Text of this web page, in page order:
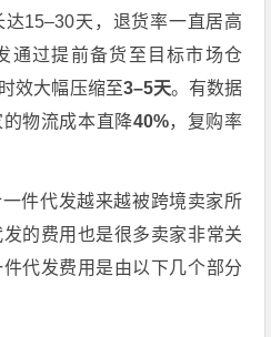
15–30天，退货率一直居高
通过提前备货至目标市场仓
效大幅压缩至3–5天。有数据
物流成本直降40%，复购率
件代发越来越被跨境卖家所
的费用也是很多卖家非常关
代发费用是由以下几个部分